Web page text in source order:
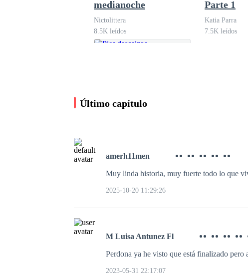
medianoche
Nictolittera
8.5K leídos
Parte 1
Katia Parra
7.5K leídos
Pies descalzos
Último capítulo
amerh11men
Muy linda historia, muy fuerte todo lo que
2025-10-20 11:29:26
M Luisa Antunez Fl
Perdona ya he visto que está finalizado
2023-05-31 22:17:07